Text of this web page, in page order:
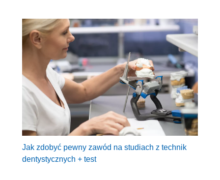
Jak zdobyć pewny zawód na studiach z technik
dentystycznych + test